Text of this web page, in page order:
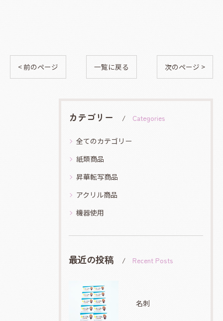
< 前のページ 一覧に戻る 次のページ >
カテゴリー Categories
全てのカテゴリー
紙類商品
昇華転写商品
アクリル商品
機器使用
最近の投稿 Recent Posts
名刺